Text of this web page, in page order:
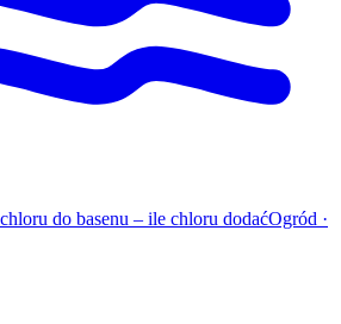
do basenu – ile chloru dodaćOgród ·